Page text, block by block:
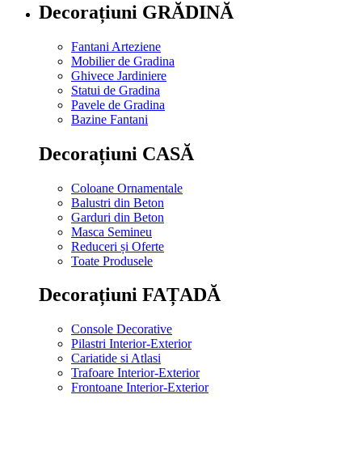
Decorațiuni GRĂDINĂ
Fantani Arteziene
Mobilier de Gradina
Ghivece Jardiniere
Statui de Gradina
Pavele de Gradina
Bazine Fantani
Decorațiuni CASĂ
Coloane Ornamentale
Balustri din Beton
Garduri din Beton
Masca Semineu
Reduceri și Oferte
Toate Produsele
Decorațiuni FAȚADĂ
Console Decorative
Pilastri Interior-Exterior
Cariatide si Atlasi
Trafoare Interior-Exterior
Frontoane Interior-Exterior